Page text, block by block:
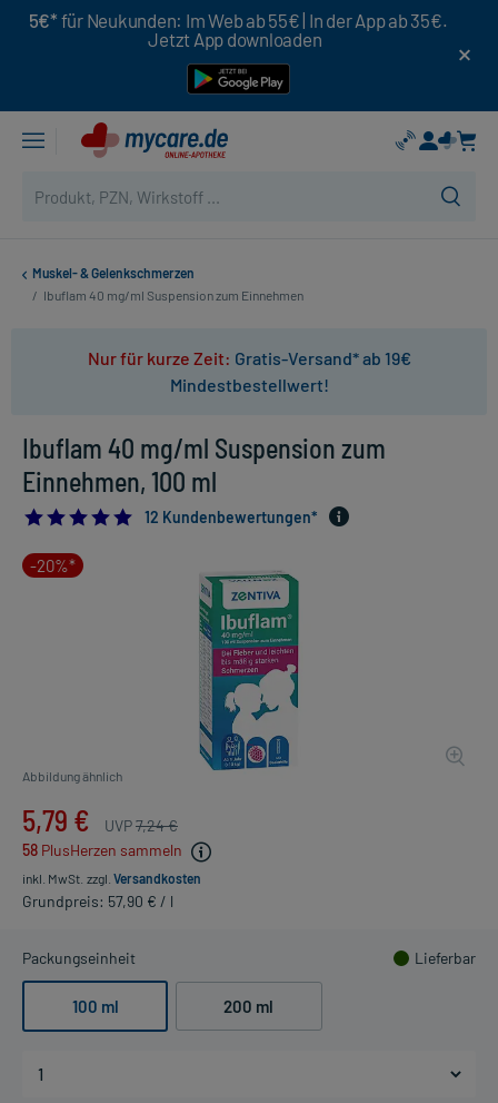
5€* für Neukunden: Im Web ab 55€ | In der App ab 35€.
Jetzt App downloaden
Muskel- & Gelenkschmerzen
/ Ibuflam 40 mg/ml Suspension zum Einnehmen
Nur für kurze Zeit: Gratis-Versand* ab 19€
Mindestbestellwert!
Ibuflam 40 mg/ml Suspension zum
Einnehmen, 100 ml
4.833333333333333
12 Kundenbewertungen*
-20%*
Abbildung ähnlich
5,79 € UVP7,24 €
58 PlusHerzen sammeln
inkl. MwSt. zzgl. Versandkosten
Grundpreis: 57,90 € / l
Packungseinheit Lieferbar
100 ml 200 ml